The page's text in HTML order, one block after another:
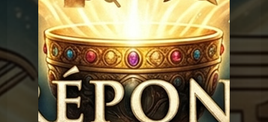
Les réponses du
Graal
Graal 93 - Sodome et
Gomorrhe ?
Les réponses du
Graal
Graal 92 - Noé a-t-il
existé ?
Les réponses du
Graal 91 - Adam, Eve et le